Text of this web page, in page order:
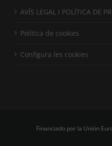
AVÍS LEGAL I POLÍTICA DE
Política de cookies
Configura les cookies
Financiado por la Unión